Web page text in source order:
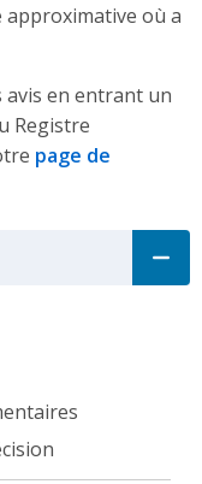
où a
avis en entrant un
Registre
page de
to Expand